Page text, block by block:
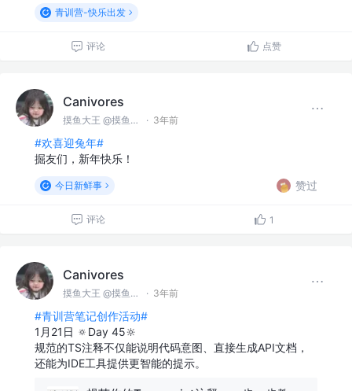
青训营-快乐出发
评论 点赞
Canivores
摸鱼大王 @摸鱼公司 · 3年前
#欢喜迎兔年#
掘友们，新年快乐！
今日新鲜事 赞过
评论 1
Canivores
摸鱼大王 @摸鱼公司 · 3年前
#青训营笔记创作活动#
1月21日 🔅Day 45🔆
规范的TS注释不仅能说明代码意图、直接生成API文档，
还能为IDE工具提供更智能的提示。